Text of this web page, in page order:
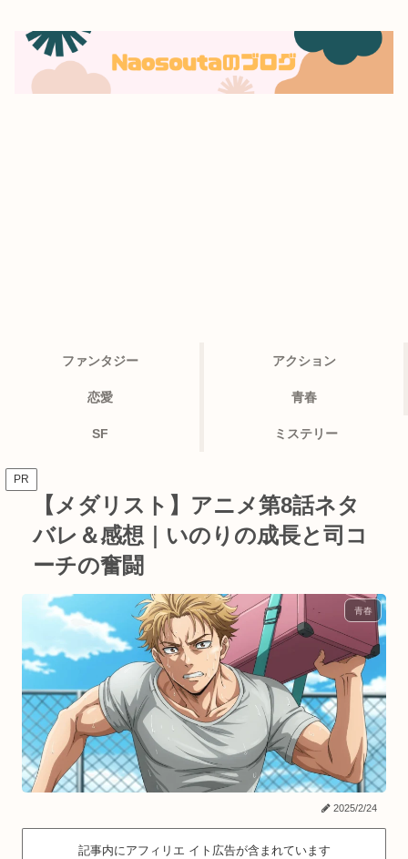
ファンタジー アクション
恋愛 青春
SF ミステリー
PR
【メダリスト】アニメ第8話ネタ
バレ＆感想｜いのりの成長と司コ
ーチの奮闘
青春
2025/2/24
記事内にアフィリエ イト広告が含まれています